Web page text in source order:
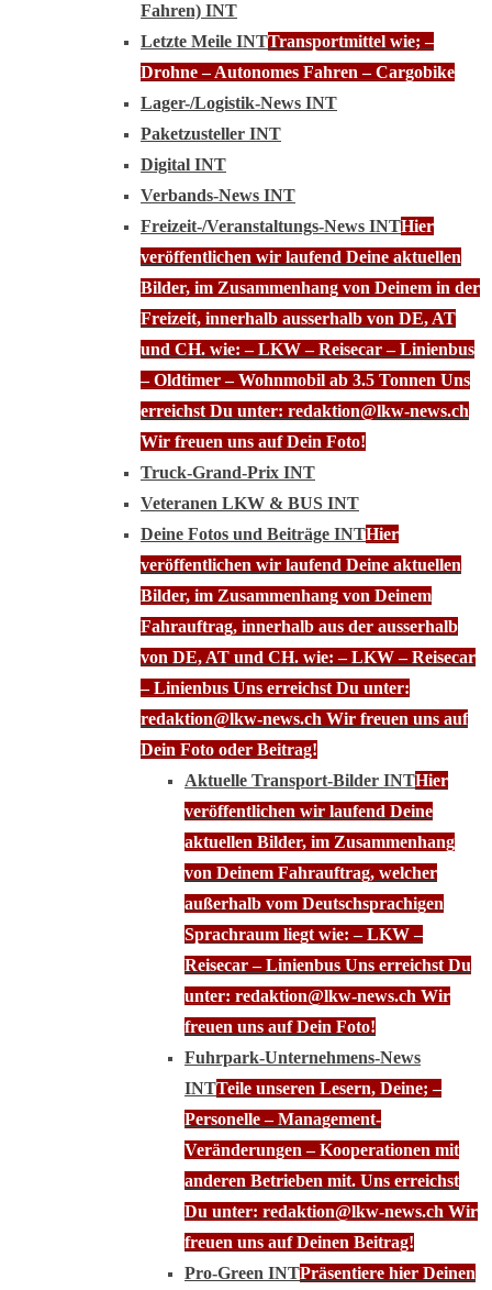
Fahren) INT
Letzte Meile INTTransportmittel wie; –
Drohne – Autonomes Fahren – Cargobike
Lager-/Logistik-News INT
Paketzusteller INT
Digital INT
Verbands-News INT
Freizeit-/Veranstaltungs-News INTHier
veröffentlichen wir laufend Deine aktuellen
Bilder, im Zusammenhang von Deinem in der
Freizeit, innerhalb ausserhalb von DE, AT
und CH. wie: – LKW – Reisecar – Linienbus
– Oldtimer – Wohnmobil ab 3.5 Tonnen Uns
erreichst Du unter: redaktion@lkw-news.ch
Wir freuen uns auf Dein Foto!
Truck-Grand-Prix INT
Veteranen LKW & BUS INT
Deine Fotos und Beiträge INTHier
veröffentlichen wir laufend Deine aktuellen
Bilder, im Zusammenhang von Deinem
Fahrauftrag, innerhalb aus der ausserhalb
von DE, AT und CH. wie: – LKW – Reisecar
– Linienbus Uns erreichst Du unter:
redaktion@lkw-news.ch Wir freuen uns auf
Dein Foto oder Beitrag!
Aktuelle Transport-Bilder INTHier
veröffentlichen wir laufend Deine
aktuellen Bilder, im Zusammenhang
von Deinem Fahrauftrag, welcher
außerhalb vom Deutschsprachigen
Sprachraum liegt wie: – LKW –
Reisecar – Linienbus Uns erreichst Du
unter: redaktion@lkw-news.ch Wir
freuen uns auf Dein Foto!
Fuhrpark-Unternehmens-News
INTTeile unseren Lesern, Deine; –
Personelle – Management-
Veränderungen – Kooperationen mit
anderen Betrieben mit. Uns erreichst
Du unter: redaktion@lkw-news.ch Wir
freuen uns auf Deinen Beitrag!
Pro-Green INTPräsentiere hier Deinen